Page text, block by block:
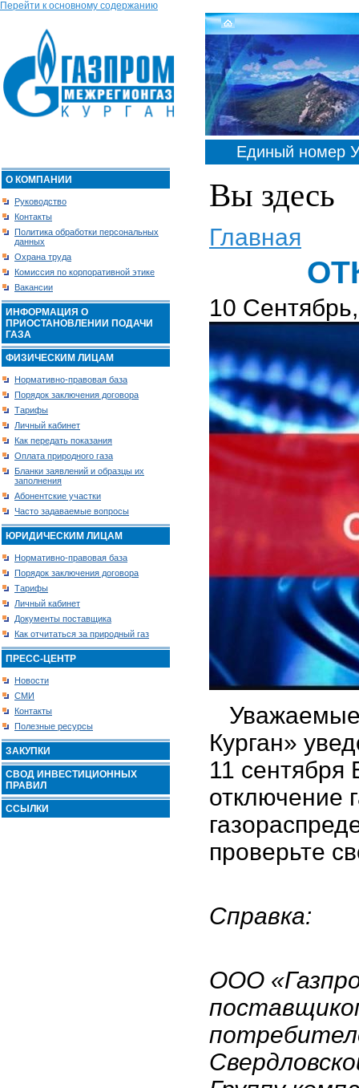
Перейти к основному содержанию
Единый номер
О КОМПАНИИ
Руководство
Контакты
Политика обработки персональных
данных
Охрана труда
Комиссия по корпоративной этике
Вакансии
ИНФОРМАЦИЯ О
ПРИОСТАНОВЛЕНИИ ПОДАЧИ
ГАЗА
ФИЗИЧЕСКИМ ЛИЦАМ
Нормативно-правовая база
Порядок заключения договора
Тарифы
Личный кабинет
Как передать показания
Оплата природного газа
Бланки заявлений и образцы их
заполнения
Абонентские участки
Часто задаваемые вопросы
ЮРИДИЧЕСКИМ ЛИЦАМ
Нормативно-правовая база
Порядок заключения договора
Тарифы
Личный кабинет
Документы поставщика
Как отчитаться за природный газ
ПРЕСС-ЦЕНТР
Новости
СМИ
Контакты
Полезные ресурсы
ЗАКУПКИ
СВОД ИНВЕСТИЦИОННЫХ
ПРАВИЛ
ССЫЛКИ
Вы здесь
Главная
10
Курган»
11
отключение
проверьте
Справка:
ООО